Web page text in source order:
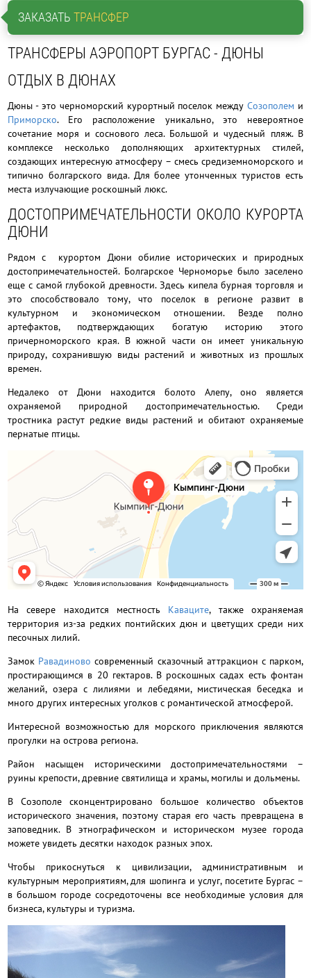
ЗАКАЗАТЬТРАНСФЕР
ТРАНСФЕРЫ АЭРОПОРТ БУРГАС - ДЮНЫ
ОТДЫХ В ДЮНАХ
Дюны - это черноморский курортный поселок между Созополем и
Приморско. Его расположение уникально, это невероятное
сочетание моря и соснового леса. Большой и чудесный пляж. В
комплексе несколько дополняющих архитектурных стилей,
создающих интересную атмосферу – смесь средиземноморского и
типично болгарского вида. Для более утонченных туристов есть
места излучающие роскошный люкс.
ДОСТОПРИМЕЧАТЕЛЬНОСТИ ОКОЛО КУРОРТА
ДЮНИ
Рядом с курортом Дюни обилие исторических и природных
достопримечательностей. Болгарское Черноморье было заселено
еще с самой глубокой древности. Здесь кипела бурная торговля и
это способствовало тому, что поселок в регионе развит в
культурном и экономическом отношении. Везде полно
артефактов, подтверждающих богатую историю этого
причерноморского края. В южной части он имеет уникальную
природу, сохранившую виды растений и животных из прошлых
времен.
Недалеко от Дюни находится
болото Алепу, оно является
охраняемой природной достопримечательностью. Среди
тростника растут редкие виды растений и обитают охраняемые
пернатые птицы.
На севере находится местность Каваците, также охраняемая
территория из-за редких понтийских дюн и цветущих среди них
песочных лилий.
Замок Равадиново современный сказочный аттракцион с парком,
простирающимся в 20 гектаров. В роскошных садах есть фонтан
желаний, озера с лилиями и лебедями, мистическая беседка и
много других интересных уголков с романтической атмосферой.
Интересной возможностью для морского приключения являются
прогулки на острова региона.
Район насыщен историческими достопримечательностями –
руины крепости, древние святилища и храмы, могилы и дольмены.
В Созополе сконцентрировано большое количество объектов
исторического значения, поэтому старая его часть превращена в
заповедник. В этнографическом и историческом музее города
можете увидеть десятки находок разных эпох.
Чтобы прикоснуться к цивилизации, административным и
культурным мероприятиям, для шопинга и услуг, посетите Бургас –
в большом городе сосредоточены все необходимые условия для
бизнеса, культуры и туризма.